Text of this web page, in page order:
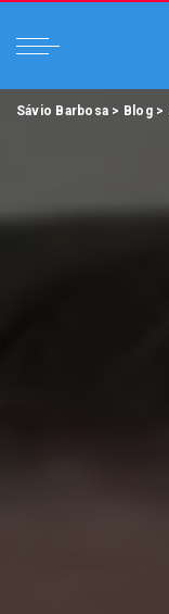
Sávio Barbosa > Blog>